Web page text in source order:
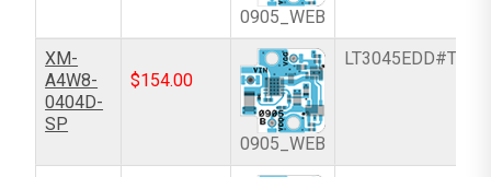
0905_WEB
XM-
A4W8-
0404D-
SP
$154.00
0905_WEB